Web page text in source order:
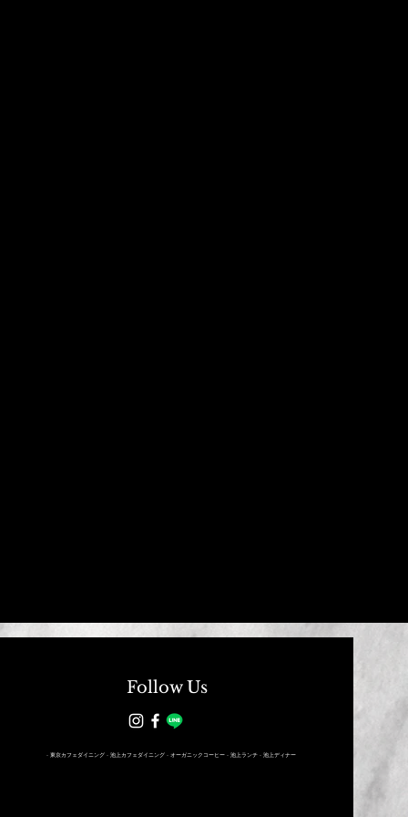
Follow Us
- 東京カフェダイニング - 池上カフェダイニング - オーガニックコーヒー - 池上ランチ - 池上ディナー